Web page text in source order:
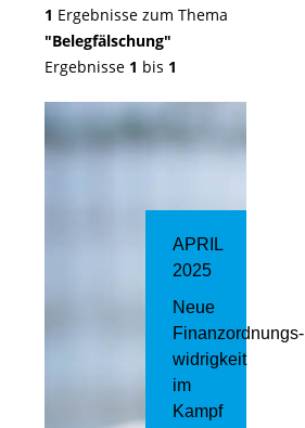
1 Ergebnisse zum Thema
"Belegfälschung"
Ergebnisse 1 bis 1
APRIL
2025
Neue
Finanzordnungs­
widrigkeit
im
Kampf